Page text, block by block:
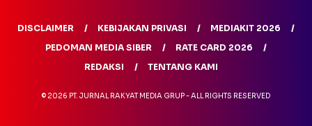
DISCLAIMER KEBIJAKAN PRIVASI
MEDIAKIT 2026
PEDOMAN MEDIA SIBER
RATE CARD 2026
REDAKSI
TENTANG KAMI
© 2026 PT. JURNAL RAKYAT MEDIA GRUP - ALL RIGHTS RESERVED